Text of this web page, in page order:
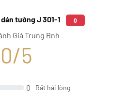
tường J 301-1 0
Giá Trung Bnh
0/5
0 Rất hài lòng